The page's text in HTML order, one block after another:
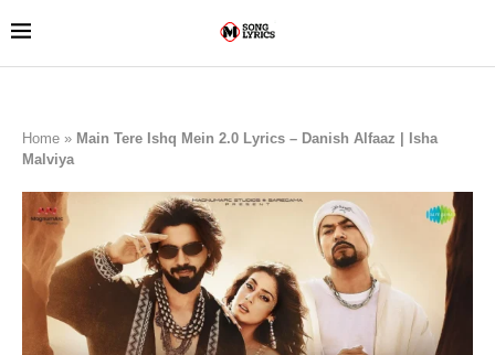
Home » Main Tere Ishq Mein 2.0 Lyrics – Danish Alfaaz | Isha
Malviya